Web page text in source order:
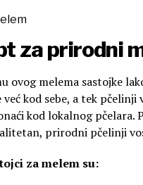
za prirodni
ovog melema sastojke
kod sebe, a tek pčelinji
kod lokalnog pčelara.
prirodni pčelinji
za melem su: